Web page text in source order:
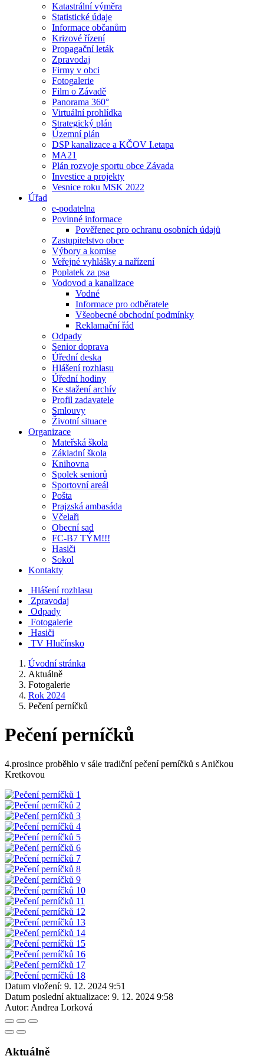
Katastrální výměra
Statistické údaje
Informace občanům
Krizové řízení
Propagační leták
Zpravodaj
Firmy v obci
Fotogalerie
Film o Závadě
Panorama 360°
Virtuální prohlídka
Strategický plán
Územní plán
DSP kanalizace a KČOV I.etapa
MA21
Plán rozvoje sportu obce Závada
Investice a projekty
Vesnice roku MSK 2022
Úřad
e-podatelna
Povinné informace
Pověřenec pro ochranu osobních údajů
Zastupitelstvo obce
Výbory a komise
Veřejné vyhlášky a nařízení
Poplatek za psa
Vodovod a kanalizace
Vodné
Informace pro odběratele
Všeobecné obchodní podmínky
Reklamační řád
Odpady
Senior doprava
Úřední deska
Hlášení rozhlasu
Úřední hodiny
Ke stažení archív
Profil zadavatele
Smlouvy
Životní situace
Organizace
Mateřská škola
Základní škola
Knihovna
Spolek seniorů
Sportovní areál
Pošta
Prajzská ambasáda
Včelaři
Obecní sad
FC-B7 TÝM!!!
Hasiči
Sokol
Kontakty
Hlášení rozhlasu
Zpravodaj
Odpady
Fotogalerie
Hasiči
TV Hlučínsko
Úvodní stránka
Aktuálně
Fotogalerie
Rok 2024
Pečení perníčků
Pečení perníčků
4.prosince proběhlo v sále tradiční pečení perníčků s Aničkou
Kretkovou
Datum vložení: 9. 12. 2024 9:51
Datum poslední aktualizace: 9. 12. 2024 9:58
Autor: Andrea Lorková
Aktuálně